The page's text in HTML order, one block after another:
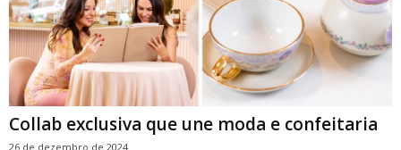
Collab exclusiva que une moda e confeitaria
26 de dezembro de 2024